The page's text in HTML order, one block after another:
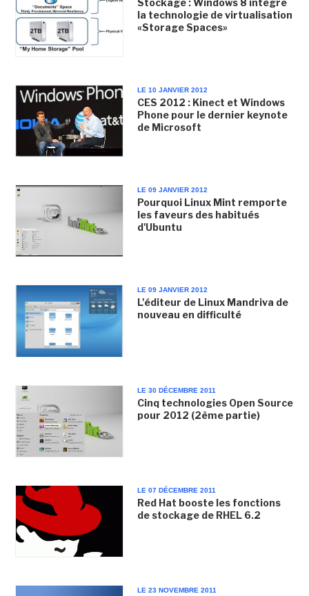
la technologie de virtualisation
«Storage Spaces»
LE 10 JANVIER 2012
CES 2012 : Kinect et Windows
Phone pour le dernier keynote
de Microsoft
LE 09 JANVIER 2012
Pourquoi Linux Mint remporte
les faveurs des habitués
d'Ubuntu
LE 09 JANVIER 2012
L'éditeur de Linux Mandriva de
nouveau en difficulté
LE 30 DÉCEMBRE 2011
Cinq technologies Open Source
pour 2012 (2ème partie)
LE 07 DÉCEMBRE 2011
Red Hat booste les fonctions
de stockage de RHEL 6.2
LE 23 NOVEMBRE 2011